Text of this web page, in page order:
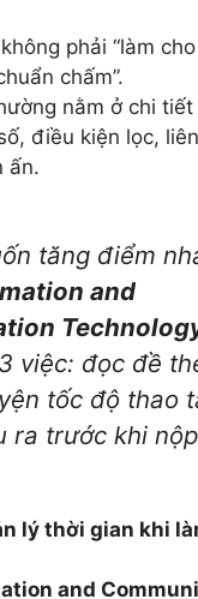
phải “làm cho
chấm”.
nằm ở chi
điều kiện lọc,
ấn.
tăng điểm
and
việc: đọc đề
tốc độ thao
ra trước khi
lý thời gian khi
and